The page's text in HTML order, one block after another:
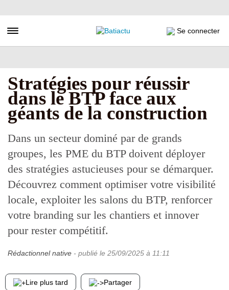
au
principal
Toggle navigation Se connecter
Stratégies pour réussir
dans le BTP face aux
géants de la construction
Dans un secteur dominé par de grands
groupes, les PME du BTP doivent déployer
des stratégies astucieuses pour se démarquer.
Découvrez comment optimiser votre visibilité
locale, exploiter les salons du BTP, renforcer
votre branding sur les chantiers et innover
pour rester compétitif.
Rédactionnel native - publié le 25/09/2025 à 11:11
Lire plus tard Partager